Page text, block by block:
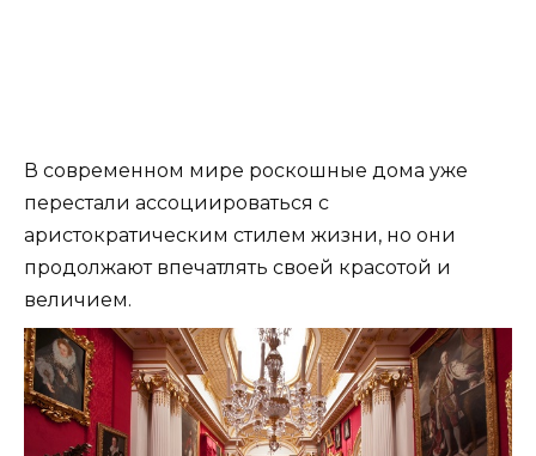
В современном мире роскошные дома уже
перестали ассоциироваться с
аристократическим стилем жизни, но они
продолжают впечатлять своей красотой и
величием.